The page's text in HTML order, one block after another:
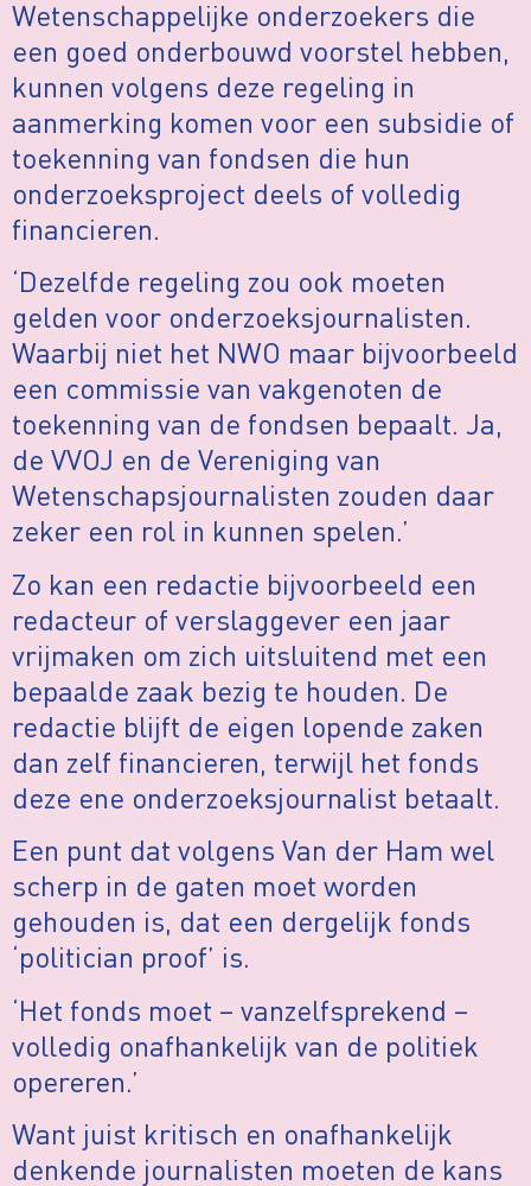
Wetenschappelijke onderzoekers die
een goed onderbouwd voorstel hebben,
kunnen volgens deze regeling in
aanmerking komen voor een subsidie of
toekenning van fondsen die hun
onderzoeksproject deels of volledig
financieren.
‘Dezelfde regeling zou ook moeten
gelden voor onderzoeksjournalisten.
Waarbij niet het NWO maar bijvoorbeeld
een commissie van vakgenoten de
toekenning van de fondsen bepaalt. Ja,
de VVOJ en de Vereniging van
Wetenschapsjournalisten zouden daar
zeker een rol in kunnen spelen.’
Zo kan een redactie bijvoorbeeld een
redacteur of verslaggever een jaar
vrijmaken om zich uitsluitend met een
bepaalde zaak bezig te houden. De
redactie blijft de eigen lopende zaken
dan zelf financieren, terwijl het fonds
deze ene onderzoeksjournalist betaalt.
Een punt dat volgens Van der Ham wel
scherp in de gaten moet worden
gehouden is, dat een dergelijk fonds
‘politician proof’ is.
‘Het fonds moet – vanzelfsprekend –
volledig onafhankelijk van de politiek
opereren.’
Want juist kritisch en onafhankelijk
denkende journalisten moeten de kans